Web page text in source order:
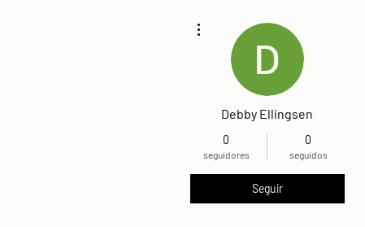
Debby Ellingsen
0
seguidores
0
seguidos
Seguir